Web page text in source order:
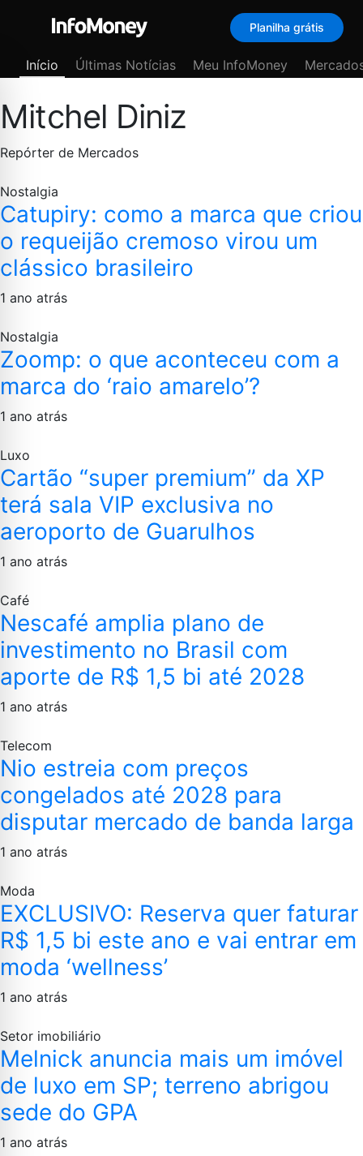
Planilha grátis
Início Últimas Notícias Meu InfoMoney
Mitchel Diniz
Repórter de Mercados
Nostalgia
Catupiry: como a marca que criou
o requeijão cremoso virou um
clássico brasileiro
1 ano atrás
Nostalgia
Zoomp: o que aconteceu com a
marca do ‘raio amarelo’?
1 ano atrás
Luxo
Cartão “super premium” da XP
terá sala VIP exclusiva no
aeroporto de Guarulhos
1 ano atrás
Café
Nescafé amplia plano de
investimento no Brasil com
aporte de R$ 1,5 bi até 2028
1 ano atrás
Telecom
Nio estreia com preços
congelados até 2028 para
disputar mercado de banda larga
1 ano atrás
Moda
EXCLUSIVO: Reserva quer faturar
R$ 1,5 bi este ano e vai entrar em
moda ‘wellness’
1 ano atrás
Setor imobiliário
Melnick anuncia mais um imóvel
de luxo em SP; terreno abrigou
sede do GPA
1 ano atrás